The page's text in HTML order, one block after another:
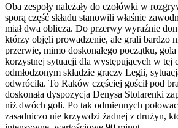
Oba zespoły należały do czołówki w
sporą część składu stanowili właśnie
miał dwa oblicza. Do przerwy wyraźnie
którzy objęli prowadzenie, ale grali bardzo
przerwie, mimo doskonałego początku,
korzystnej sytuacji dla występujących w tej
odmłodzonym składzie graczy Legii,
odwróciła. To Raków częściej gościł pod
doskonała dyspozycja Denysa Stolarenki
niż dwóch goli. Po tak odmiennych
zasadniczo nie krzywdzi żadnej z drużyn,